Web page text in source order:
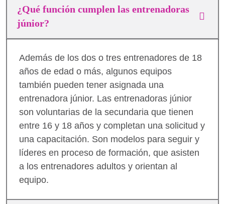
¿Qué función cumplen las entrenadoras
júnior?
Además de los dos o tres entrenadores de 18
años de edad o más, algunos equipos
también pueden tener asignada una
entrenadora júnior. Las entrenadoras júnior
son voluntarias de la secundaria que tienen
entre 16 y 18 años y completan una solicitud y
una capacitación. Son modelos para seguir y
líderes en proceso de formación, que asisten
a los entrenadores adultos y orientan al
equipo.